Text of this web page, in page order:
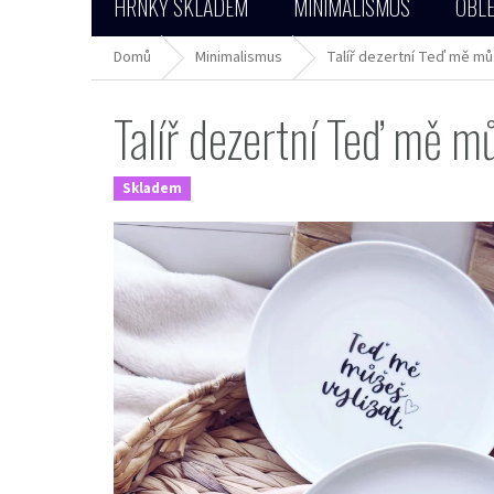
HRNKY SKLADEM MINIMALISMUS
Domů Minimalismus Talíř dezertní Teď mě
Talíř dezertní Teď mě
Skladem